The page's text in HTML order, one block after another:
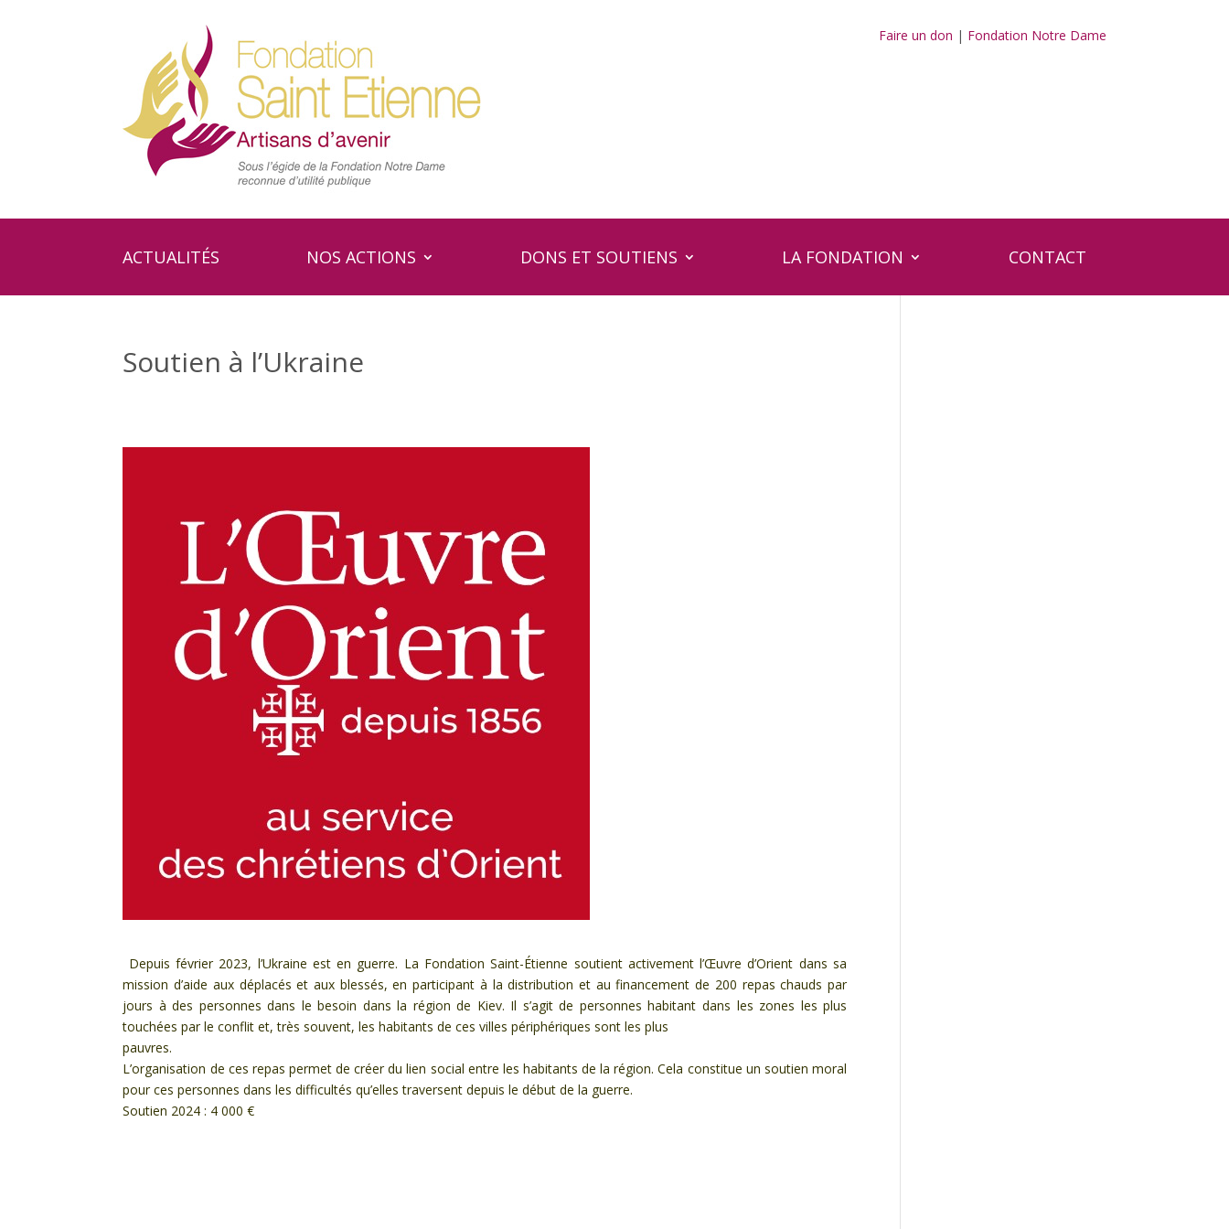
Faire un don | Fondation Notre Dame
ACTUALITÉS NOS ACTIONS DONS ET SOUTIENS LA FONDATION CONTACT
Soutien à l’Ukraine
Depuis février 2023, l’Ukraine est en guerre. La Fondation Saint-Étienne soutient activement l’Œuvre d’Orient dans sa
mission d’aide aux déplacés et aux blessés, en participant à la distribution et au financement de 200 repas chauds par
jours à des personnes dans le besoin dans la région de Kiev. Il s’agit de personnes habitant dans les zones les plus
touchées par le conflit et, très souvent, les habitants de ces villes périphériques sont les plus
pauvres.
L’organisation de ces repas permet de créer du lien social entre les habitants de la région. Cela constitue un soutien moral
pour ces personnes dans les difficultés qu’elles traversent depuis le début de la guerre.
Soutien 2024 : 4 000 €